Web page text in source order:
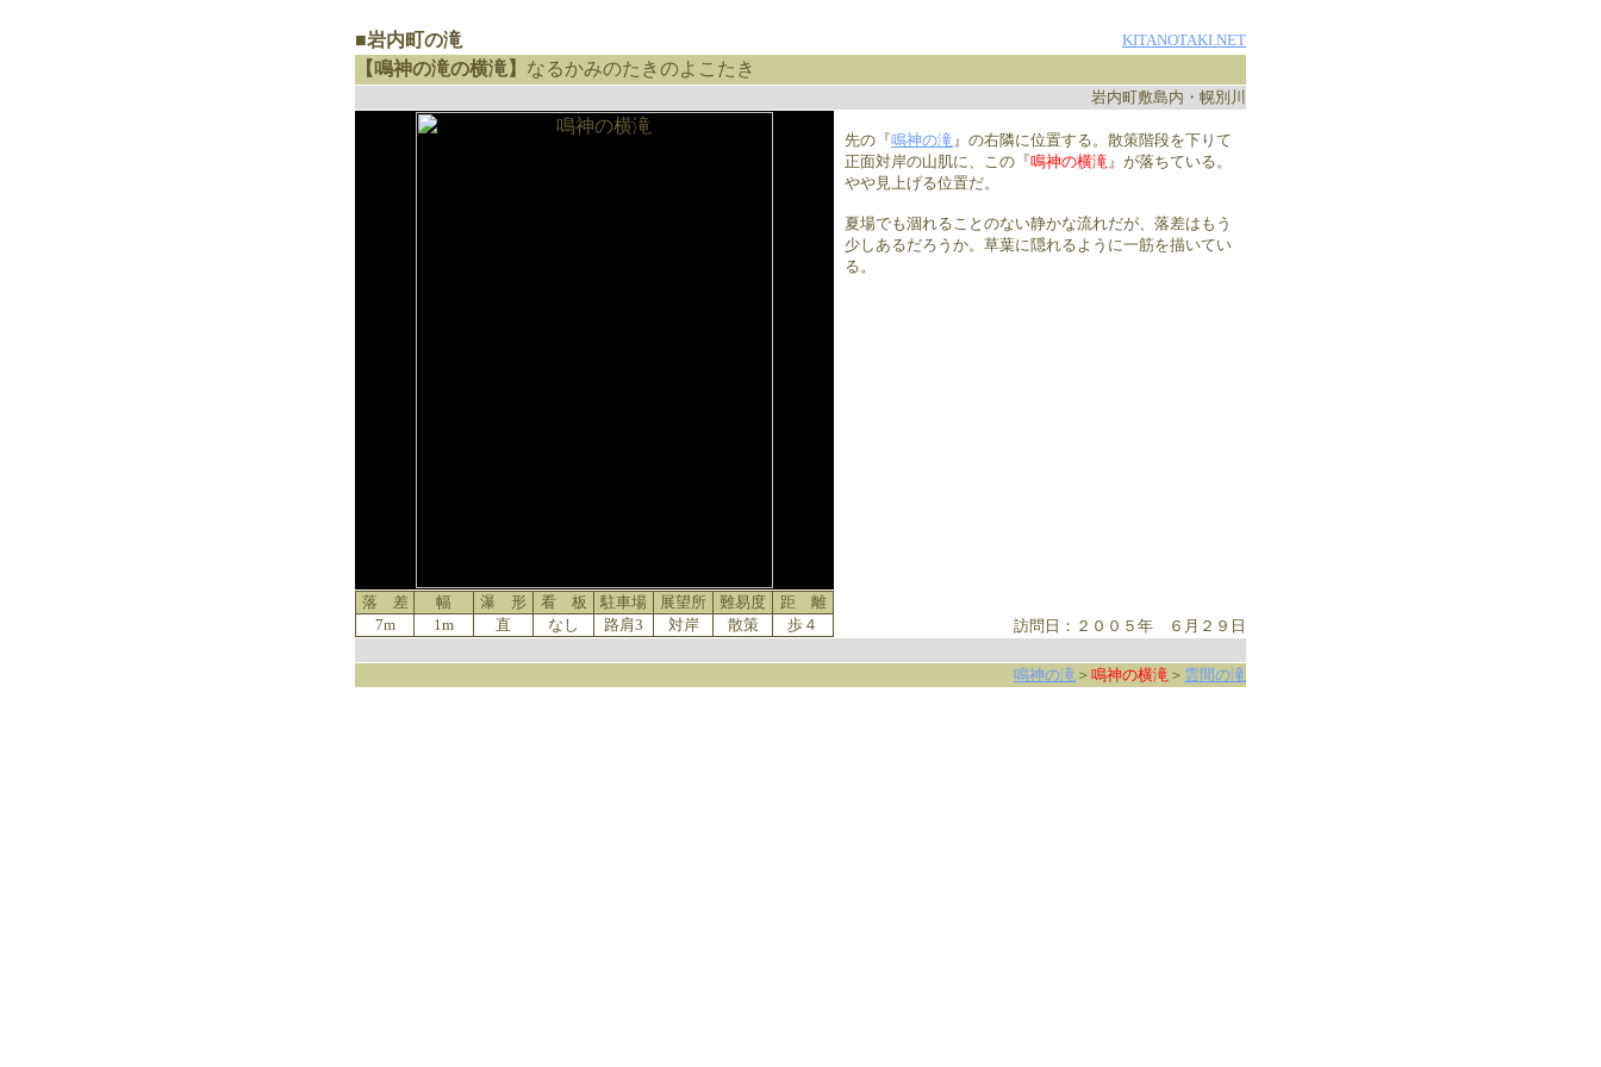
■岩内町の滝 KITANOTAKI.NET
【鳴神の滝の横滝】 なるかみのたきのよこたき
岩内町敷島内・幌別川
先の『鳴神の滝』の右隣に位置する。散策階段を下りて
正面対岸の山肌に、この『鳴神の横滝』が落ちている。
やや見上げる位置だ。
夏場でも涸れることのない静かな流れだが、落差はもう
少しあるだろうか。草葉に隠れるように一筋を描いてい
る。
落 差 幅 瀑 形 看 板 駐車場 展望所 難易度
距 離
7m
1m 直 なし 路肩3 対岸 散策 歩４ 訪問日：２００５年 ６月２９日
鳴神の滝 ＞ 鳴神の横滝 ＞ 雲間の滝